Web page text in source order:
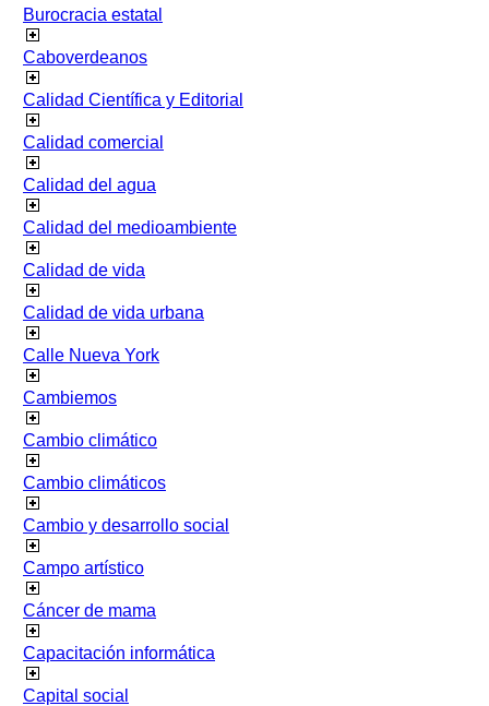
Burocracia estatal
Caboverdeanos
Calidad Científica y Editorial
Calidad comercial
Calidad del agua
Calidad del medioambiente
Calidad de vida
Calidad de vida urbana
Calle Nueva York
Cambiemos
Cambio climático
Cambio climáticos
Cambio y desarrollo social
Campo artístico
Cáncer de mama
Capacitación informática
Capital social